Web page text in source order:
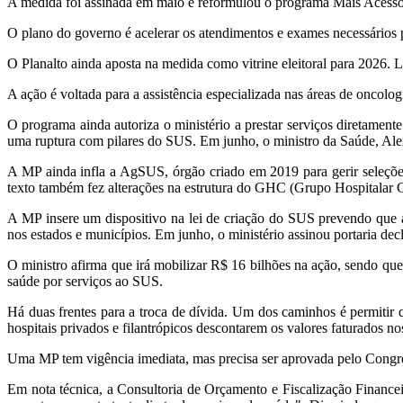
O plano do governo é acelerar os atendimentos e exames
O Planalto ainda aposta na medida como vitrine eleitoral para 2026.
A ação é voltada para a assistência especializada nas áreas de
O programa ainda autoriza o ministério a prestar serviços
uma ruptura com pilares do SUS. Em junho, o ministro da Saúde,
A MP ainda infla a AgSUS, órgão criado em 2019 para gerir
texto também fez alterações na estrutura do GHC (Grupo Hospitalar
A MP insere um dispositivo na lei de criação do SUS prevendo que
nos estados e municípios. Em junho, o ministério assinou portaria
O ministro afirma que irá mobilizar R$ 16 bilhões na ação, sendo
saúde por serviços ao SUS.
Há duas frentes para a troca de dívida. Um dos caminhos é permitir
hospitais privados e filantrópicos descontarem os valores faturados
Uma MP tem vigência imediata, mas precisa ser aprovada pelo
Em nota técnica, a Consultoria de Orçamento e Fiscalização